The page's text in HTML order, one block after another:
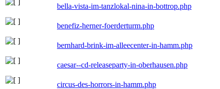
bella-vista-im-tanzlokal-nina-in-bottrop.php
benefiz-herner-foerderturm.php
bernhard-brink-im-alleecenter-in-hamm.php
caesar--cd-releaseparty-in-oberhausen.php
circus-des-horrors-in-hamm.php